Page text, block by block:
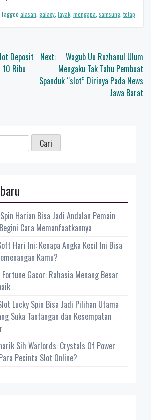
Tagged alasan galaxy layak mengapa samsung tetap
Deposit
10 Ribu
Next:
Wagub Uu Ruzhanul Ulum
Mengaku Tak Tahu Pembuat
Spanduk “slot” Dirinya Pada News
Jawa Barat
Harian Bisa Jadi Andalan Pemain
Cara Memanfaatkannya
Hari Ini: Kenapa Angka Kecil Ini Bisa
Kamu?
Gacor: Rahasia Menang Besar
Lucky Spin Bisa Jadi Pilihan Utama
Suka Tantangan dan Kesempatan
Sih Warlords: Crystals Of Power
Pecinta Slot Online?